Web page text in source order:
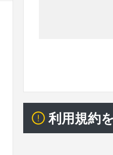
利用規約